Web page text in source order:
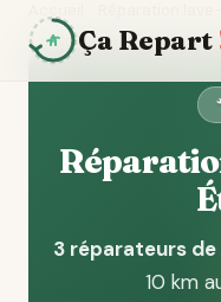
Ça Repart
3 réparateurs
10 km